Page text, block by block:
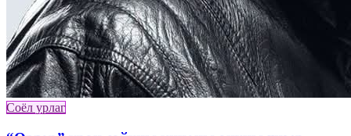
Соёл урлаг